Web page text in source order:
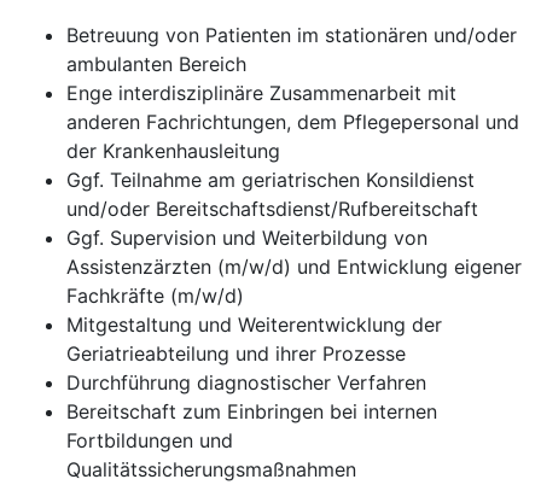
Betreuung von Patienten im stationären und/oder
ambulanten Bereich
Enge interdisziplinäre Zusammenarbeit mit
anderen Fachrichtungen, dem Pflegepersonal und
der Krankenhausleitung
Ggf. Teilnahme am geriatrischen Konsildienst
und/oder Bereitschaftsdienst/Rufbereitschaft
Ggf. Supervision und Weiterbildung von
Assistenzärzten (m/w/d) und Entwicklung eigener
Fachkräfte (m/w/d)
Mitgestaltung und Weiterentwicklung der
Geriatrieabteilung und ihrer Prozesse
Durchführung diagnostischer Verfahren
Bereitschaft zum Einbringen bei internen
Fortbildungen und
Qualitätssicherungsmaßnahmen